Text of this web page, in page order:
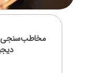
مخاطب‌سنجی